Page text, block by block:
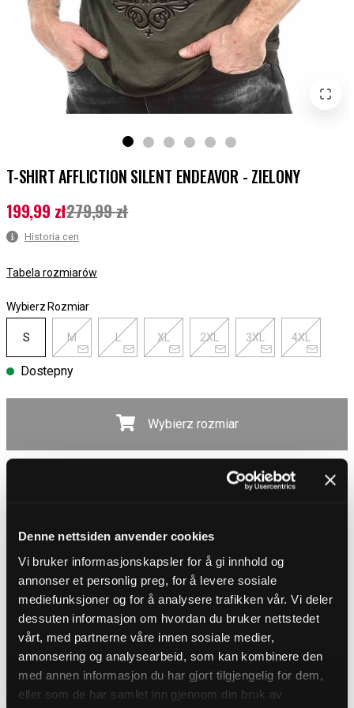
Denne nettsiden anvender cookies
Vi bruker informasjonskapsler for å gi innhold og
annonser et personlig preg, for å levere sosiale
mediefunksjoner og for å analysere trafikken vår. Vi deler
dessuten informasjon om hvordan du bruker nettstedet
vårt, med partnerne våre innen sosiale medier,
annonsering og analysearbeid, som kan kombinere den
med annen informasjon du har gjort tilgjengelig for dem,
eller som de har samlet inn gjennom din bruk av
T-SHIRT AFFLICTION SILENT ENDEAVOR - ZIELONY
Aktualna cena:199,99 zł
199,99 zł279,99 zł
Historia cen
Tabela rozmiarów
Wybierz Rozmiar
S M L XL 2XL 3XL 4XL
Dostepny
Wybierz rozmiar
Darmowa wysyłka powyżej 450 zł
T-shirt z motywem od Affliction
Mocny i szczegółowy t-shirt o wyraźnym rockowym i metalowym
charakterze. Zielona baza ma sprany wygląd, który uzupełnia duży,
błyszczący nadruk z czaszką i logo na froncie. Z tyłu znajduje się
mniejszy, pasujący motyw, który dopełnia całość. Idealna propozycja
dla osób chcących koszulkę, która naprawdę się wyróżnia!
SZCZEGÓŁY
Materiał: 100% bawełna